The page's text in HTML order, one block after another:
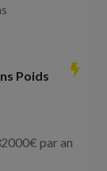
Poids
€ par an